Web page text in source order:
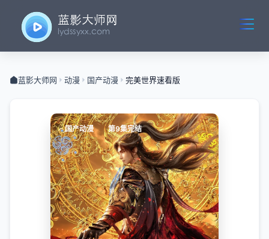
蓝影大师网 动漫 国产动漫 完美世界速看版
国产动漫 第9集完结